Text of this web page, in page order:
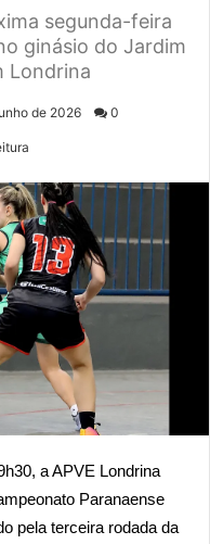
segunda-feira
ginásio do Jardim
Londrina
de 2026 0
a APVE Londrina
Paranaense
pela terceira rodada da